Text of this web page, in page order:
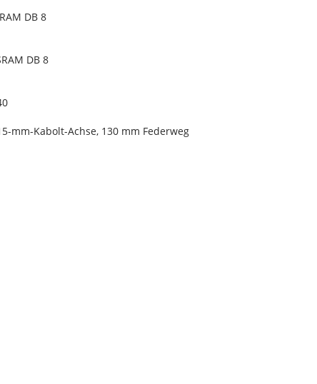
DB 8
DB 8
mm-Kabolt-Achse, 130 mm Federweg